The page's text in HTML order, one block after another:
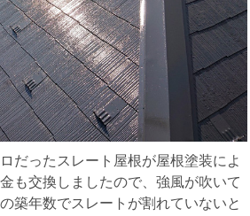
だったスレート屋根が屋根塗装によ
も交換しましたので、強風が吹いて
築年数でスレートが割れていないと